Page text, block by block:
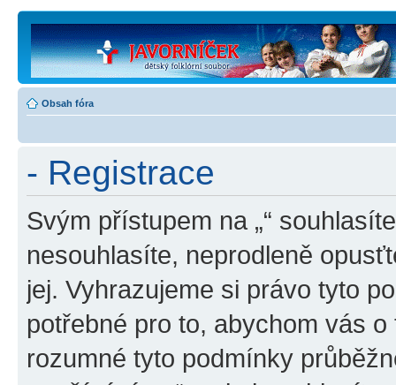
Obsah fóra
- Registrace
Svým přístupem na „“
nesouhlasíte, neprodleně
jej. Vyhrazujeme si právo tyto
potřebné pro to, abychom vás
rozumné tyto podmínky